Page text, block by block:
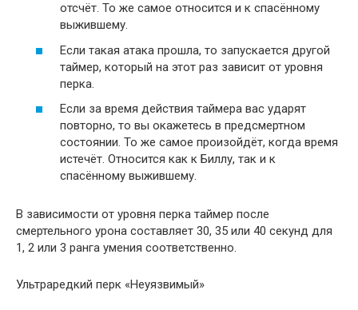
отсчёт. То же самое относится и к спасённому
выжившему.
Если такая атака прошла, то запускается другой
таймер, который на этот раз зависит от уровня
перка.
Если за время действия таймера вас ударят
повторно, то вы окажетесь в предсмертном
состоянии. То же самое произойдёт, когда время
истечёт. Относится как к Биллу, так и к
спасённому выжившему.
В зависимости от уровня перка таймер после
смертельного урона составляет 30, 35 или 40 секунд для
1, 2 или 3 ранга умения соответственно.
Ультраредкий перк «Неуязвимый»